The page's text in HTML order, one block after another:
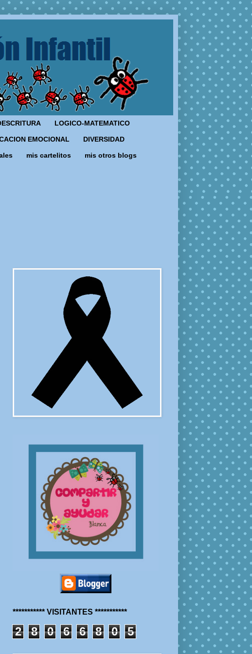
LOGICO-MATEMATICO
EMOCIONAL DIVERSIDAD
mis cartelitos mis otros blogs
*********** VISITANTES ***********
2 8 0 6 6 8 0 5